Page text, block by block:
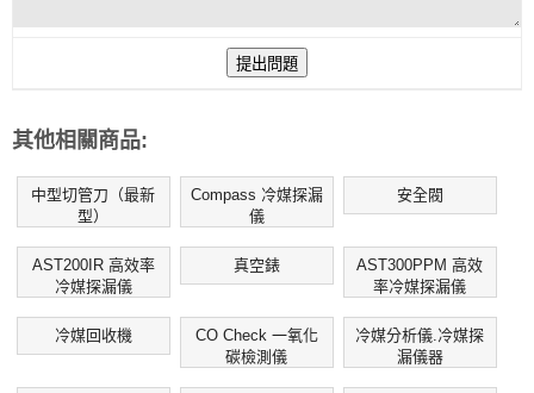
其他相關商品:
中型切管刀（最新
型）
Compass 冷媒探漏
儀
安全閥
AST200IR 高效率
冷媒探漏儀
真空錶
AST300PPM 高效
率冷媒探漏儀
冷媒回收機
CO Check 一氧化
碳檢測儀
冷媒分析儀.冷媒探
漏儀器